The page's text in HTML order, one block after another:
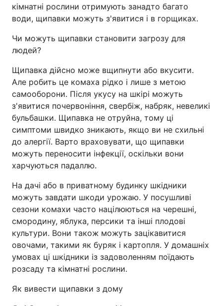
кімнатні рослини отримують занадто багато
води, щипавки можуть з'явитися і в горщиках.
Чи можуть щипавки становити загрозу для
людей?
Щипавка дійсно може вщипнути або вкусити.
Але робить це комаха рідко і лише з метою
самооборони. Після укусу на шкірі можуть
з'явитися почервоніння, свербіж, набряк, невеликі
бульбашки. Щипавка не отруйна, тому ці
симптоми швидко зникають, якщо ви не схильні
до алергії. Варто враховувати, що щипавки
можуть переносити інфекції, оскільки вони
харчуються падаллю.
На дачі або в приватному будинку шкідники
можуть завдати шкоди урожаю. У посушливі
сезони комахи часто націлюються на черешні,
смородину, яблука, персики та інші плодові
культури. Вони також можуть зацікавитися
овочами, такими як буряк і картопля. У домашніх
умовах ці шкідники із задоволенням поїдають
розсаду та кімнатні рослини.
Як вивести щипавки з дому